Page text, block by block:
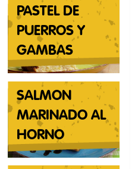
PASTEL DE
PUERROS Y
GAMBAS
SALMON
MARINADO AL
HORNO